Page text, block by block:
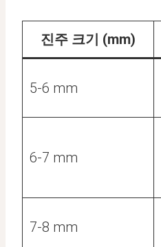
진주 크기 (mm)
5-6 mm
6-7 mm
7-8 mm